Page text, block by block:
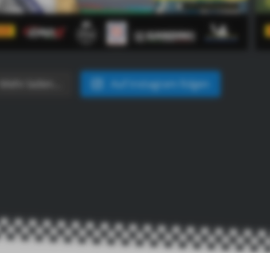
Mehr laden… Auf Instagram folgen